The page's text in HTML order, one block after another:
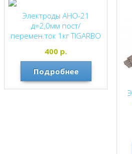
Электроды АНО-21
д=2,0мм пост/
перемен.ток 1кг TIGARBO
TIGARBO
400 р.
Подробнее